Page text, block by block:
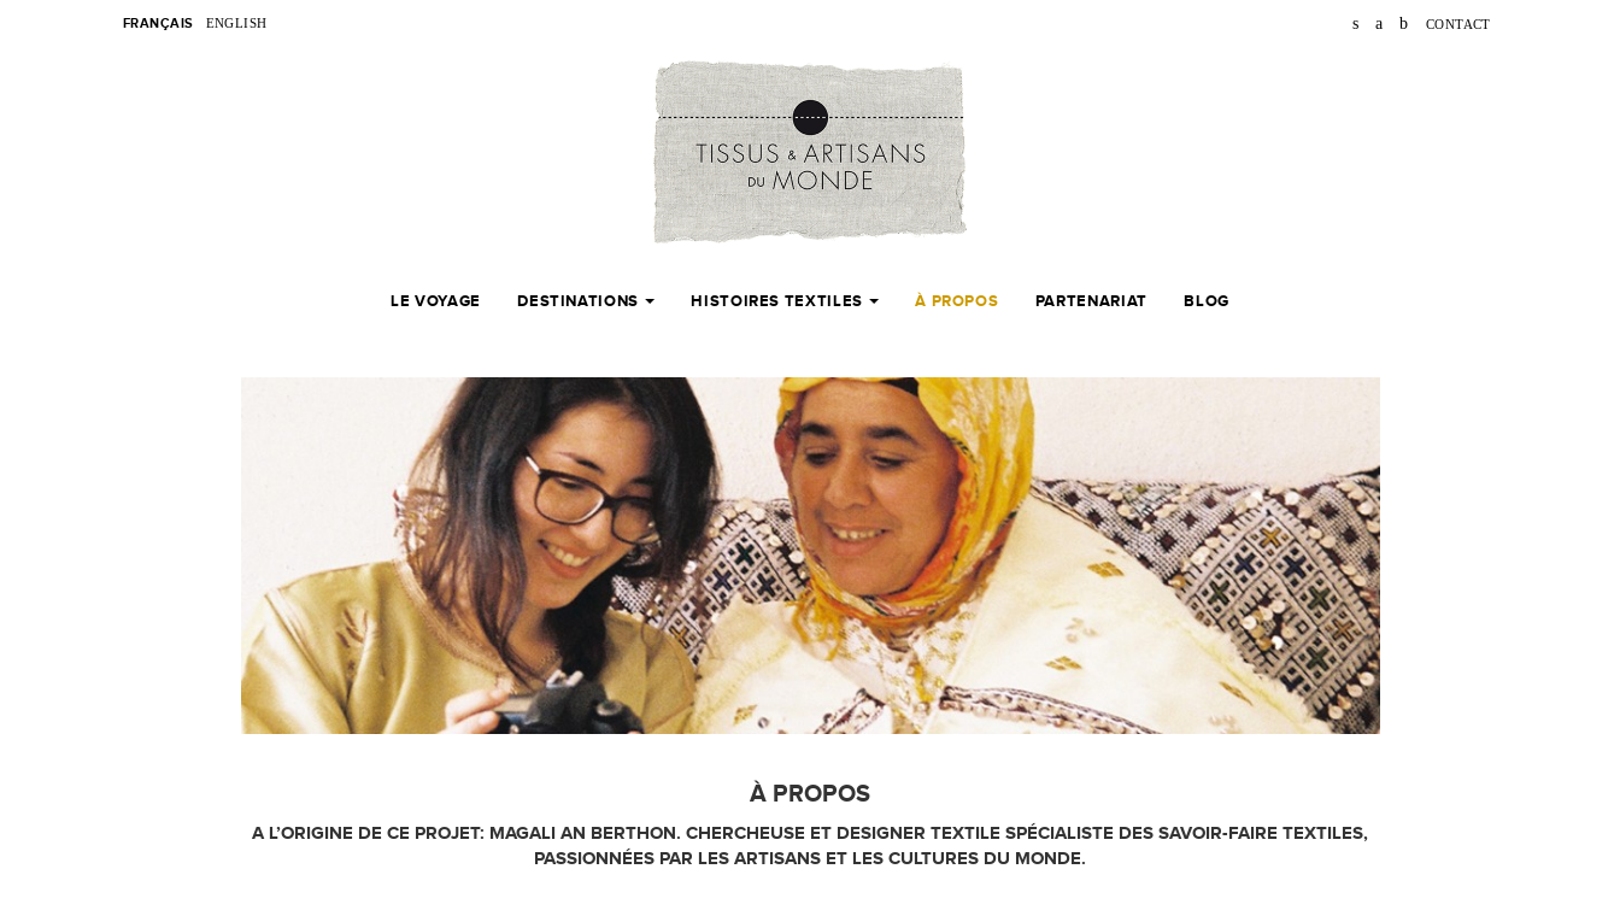
FRANÇAIS ENGLISH s a b CONTACT
LE VOYAGE DESTINATIONS HISTOIRES TEXTILES À PROPOS PARTENARIAT BLOG
À PROPOS
A L’ORIGINE DE CE PROJET: MAGALI AN BERTHON. CHERCHEUSE ET DESIGNER TEXTILE SPÉCIALISTE DES SAVOIR-FAIRE TEXTILES,
PASSIONNÉES PAR LES ARTISANS ET LES CULTURES DU MONDE.